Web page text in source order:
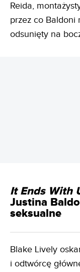
Reida,
przez co Baldoni
odsunięty na
It Ends With
Justina
seksualne
Blake Lively
i odtwórcę